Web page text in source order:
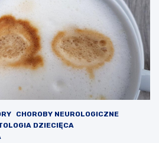
CHOROBY NEUROLOGICZNE
DZIECIĘCA